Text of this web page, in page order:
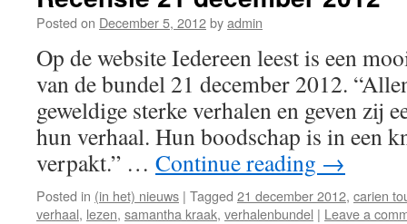
Posted on December 5, 2012byadmin
Op de website Iedereen leest is een
van de bundel 21 december 2012.
geweldige sterke verhalen en geven zij
hun verhaal. Hun boodschap is in een
verpakt.” … Continue reading →
Posted in (in het) nieuws | Tagged 21 december 2012, carien
verhaal, lezen, samantha kraak, verhalenbundel | Leave a